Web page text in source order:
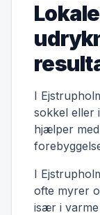
I
sokkel eller
hjælper
I
ofte myrer
især i